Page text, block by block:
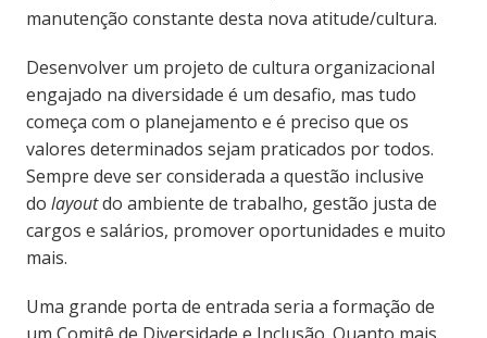
manutenção constante desta nova atitude/cultura.
Desenvolver um projeto de cultura organizacional
engajado na diversidade é um desafio, mas tudo
começa com o planejamento e é preciso que os
valores determinados sejam praticados por todos.
Sempre deve ser considerada a questão inclusive
do layoutdo ambiente de trabalho, gestão justa de
cargos e salários, promover oportunidades e muito
mais.
Uma grande porta de entrada seria a formação de